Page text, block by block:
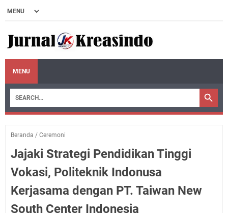
MENU
Beranda / Ceremoni
Jajaki Strategi Pendidikan Tinggi
Vokasi, Politeknik Indonusa
Kerjasama dengan PT. Taiwan New
South Center Indonesia